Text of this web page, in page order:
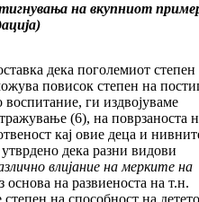
на вкупниот
дека по­­големиот степен
повисок степен на
ги издвојуваме
(6), на поврзаноста
кај овие де­ца и
дека разни видови
влијание на мерките на
основа на развиеноста на т.н.